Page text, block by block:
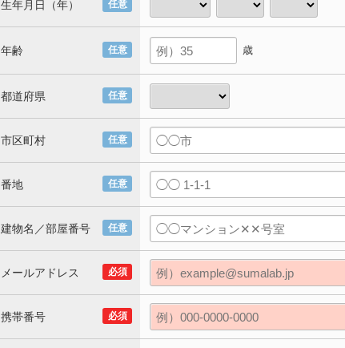
任意
生年月日（年）
任意
年齢 歳
任意
都道府県
任意
市区町村
任意
番地
任意
建物名／部屋番号
必須
メールアドレス
必須
携帯番号